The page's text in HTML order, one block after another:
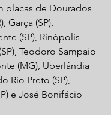
placas de Dourados
Garça (SP),
(SP), Rinópolis
Teodoro Sampaio
(MG), Uberlândia
Rio Preto (SP),
e José Bonifácio